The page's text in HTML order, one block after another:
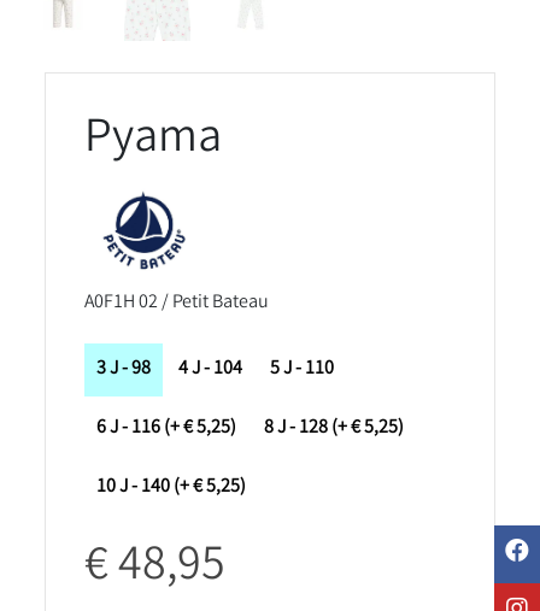
Pyama
A0F1H 02 / Petit Bateau
3 J - 98 4 J - 104 5 J - 110
6 J - 116 (+ € 5,25) 8 J - 128 (+ € 5,25)
10 J - 140 (+ € 5,25)
€ 48,95